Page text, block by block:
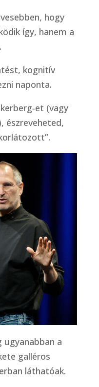
hogy
így, hanem a
kognitív
naponta.
et (vagy
észreveheted,
ugyanabban a
galléros
láthatóak.